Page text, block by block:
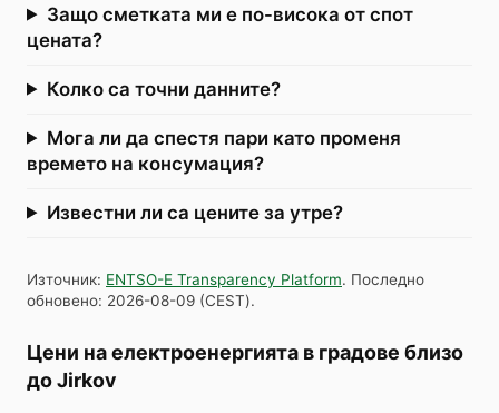
Защо сметката ми е по-висока от спот
цената?
Колко са точни данните?
Мога ли да спестя пари като променя
времето на консумация?
Известни ли са цените за утре?
Източник: ENTSO-E Transparency Platform. Последно
обновено: 2026-08-09 (CEST).
Цени на електроенергията в градове близо
до Jirkov